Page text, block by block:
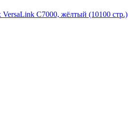
C7000, жёлтый (10100 стр.)